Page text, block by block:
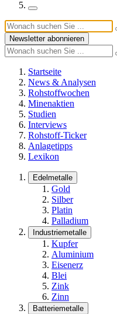
Newsletter abonnieren
Startseite
News & Analysen
Rohstoffwochen
Minenaktien
Studien
Interviews
Rohstoff-Ticker
Anlagetipps
Lexikon
Edelmetalle
Gold
Silber
Platin
Palladium
Industriemetalle
Kupfer
Aluminium
Eisenerz
Blei
Zink
Zinn
Batteriemetalle